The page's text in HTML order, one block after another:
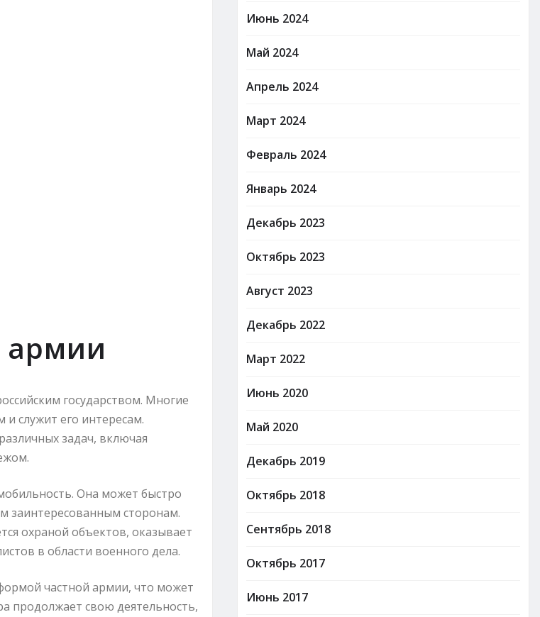
армии
государством. Многие
служит его интересам.
задач, включая
Она может быстро
заинтересованным сторонам.
охраной объектов, оказывает
в области военного дела.
частной армии, что может
продолжает свою деятельность,
Июнь 2024
Май 2024
Апрель 2024
Март 2024
Февраль 2024
Январь 2024
Декабрь 2023
Октябрь 2023
Август 2023
Декабрь 2022
Март 2022
Июнь 2020
Май 2020
Декабрь 2019
Октябрь 2018
Сентябрь 2018
Октябрь 2017
Июнь 2017